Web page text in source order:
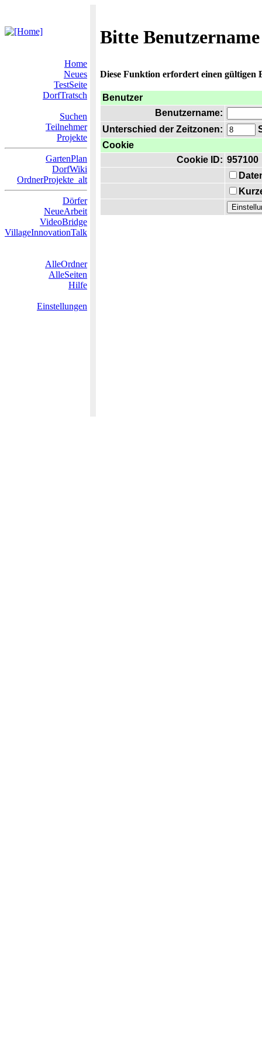
Bitte
Home
Neues
TestSeite
DorfTratsch
Suchen
Teilnehmer
Projekte
GartenPlan
DorfWiki
OrdnerProjekte_alt
Dörfer
NeueArbeit
VideoBridge
VillageInnovationTalk
AlleOrdner
AlleSeiten
Hilfe
Einstellungen
Diese Funktion erfordert einen gültigen
Benutzer
Benutzername:
Unterschied der Zeitzonen:
Cookie
Cookie ID: 957100